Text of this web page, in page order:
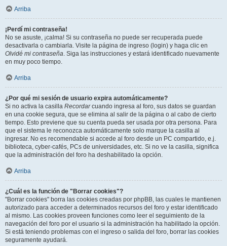
Arriba
¡Perdí mi contraseña!
No se asuste, ¡calma! Si su contraseña no puede ser recuperada puede
desactivarla o cambiarla. Visite la página de ingreso (login) y haga clic en
Olvidé mi contraseña. Siga las instrucciones y estará identificado nuevamente
en muy poco tiempo.
Arriba
¿Por qué mi sesión de usuario expira automáticamente?
Si no activa la casilla Recordarcuando ingresa al foro, sus datos se guardan
en una cookie segura, que se elimina al salir de la página o al cabo de cierto
tiempo. Esto previene que su cuenta pueda ser usada por otra persona. Para
que el sistema le reconozca automáticamente solo marque la casilla al
ingresar. No es recomendable si accede al foro desde un PC compartido, e.j.
biblioteca, cyber-cafés, PCs de universidades, etc. Si no ve la casilla, significa
que la administración del foro ha deshabilitado la opción.
Arriba
¿Cuál es la función de "Borrar cookies"?
"Borrar cookies" borra las cookies creadas por phpBB, las cuales le mantienen
autorizado para acceder a determinados recursos del foro y estar identificado
al mismo. Las cookies proveen funciones como leer el seguimiento de la
navegación del foro por el usuario si la administración ha habilitado la opción.
Si está teniendo problemas con el ingreso o salida del foro, borrar las cookies
seguramente ayudará.